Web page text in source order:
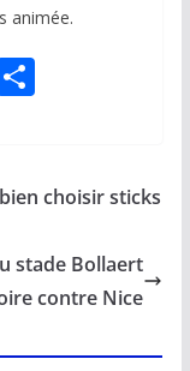
animée.
P
gchoisir sticks
stade Bollaert
contre Nice